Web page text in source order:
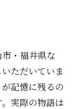
・福井県な
ただいていま
記憶に残るの
実際の物語は